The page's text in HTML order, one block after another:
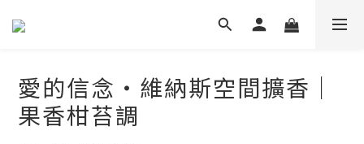
愛的信念‧維納斯空間擴香｜
果香柑苔調